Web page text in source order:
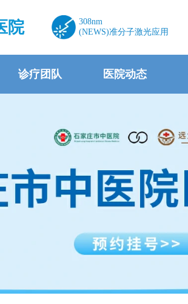
院
308nm
(NEWS)准分子激光应用
诊疗团队 医院动态